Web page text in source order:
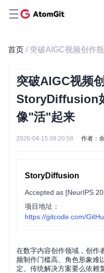
首页
突破AIGC视频
StoryDiffusion
像"活"起来
2026-04-15 08:20:58 作者：
StoryDiffusion
项目地址：
https://gitcode.com/
在数字内容创作领域，创作
频制作门槛高、角色形象难
定。传统解决方案要么依赖